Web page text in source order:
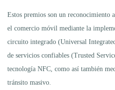
Estos premios son un reconocimiento
el comercio móvil mediante la
circuito integrado (Universal
de servicios confiables (Trusted
tecnología NFC, como así también
tránsito masivo.